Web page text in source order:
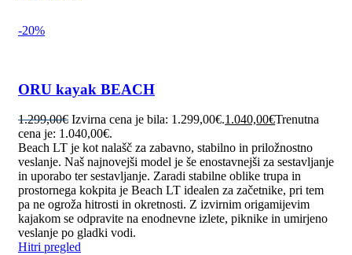
-20%
ORU kayak BEACH
1.299,00€ Izvirna cena je bila: 1.299,00€.1.040,00€Trenutna
cena je: 1.040,00€.
Beach LT je kot nalašč za zabavno, stabilno in priložnostno
veslanje. Naš najnovejši model je še enostavnejši za sestavljanje
in uporabo ter sestavljanje. Zaradi stabilne oblike trupa in
prostornega kokpita je Beach LT idealen za začetnike, pri tem
pa ne ogroža hitrosti in okretnosti. Z izvirnim origamijevim
kajakom se odpravite na enodnevne izlete, piknike in umirjeno
veslanje po gladki vodi.
Hitri pregled